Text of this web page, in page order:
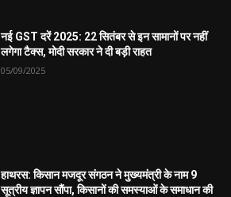
नई GST दरें 2025: 22 सितंबर से इन सामानों पर नहीं
लगेगा टैक्स, मोदी सरकार ने दी बड़ी राहत
05/09/2025
हाथरस: किसान मजदूर संगठन ने मुख्यमंत्री के नाम 9
सूत्रीय ज्ञापन सौंपा, किसानों की समस्याओं के समाधान की